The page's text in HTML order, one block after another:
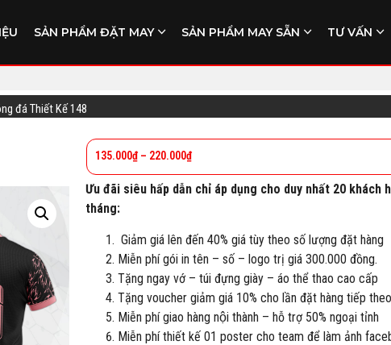
SẢN PHẨM ĐẶT MAY SẢN PHẨM MAY SẴN TƯ VẤN
đá Thiết Kế 148
135.000₫– 220.000₫
Ưu đãi siêu hấp dẫn chỉ áp dụng cho duy nhất 20
tháng:
Giảm giá lên đến 40% giá tùy theo số lượng đặt hàng
Miễn phí gói in tên – số – logo trị giá 300.000 đồng.
Tặng ngay vớ – túi đựng giày – áo thể thao cao cấp
Tặng voucher giảm giá 10% cho lần đặt hàng tiếp
Miễn phí giao hàng nội thành – hỗ trợ 50% ngoại tỉnh
Miễn phí thiết kế 01 poster cho team để làm ảnh